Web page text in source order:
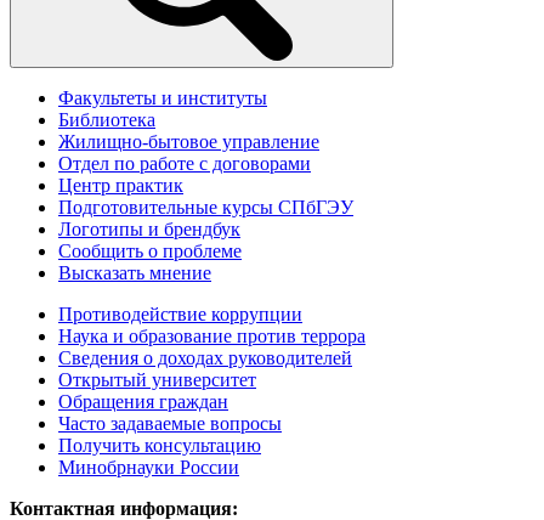
Факультеты и институты
Библиотека
Жилищно-бытовое управление
Отдел по работе с договорами
Центр практик
Подготовительные курсы СПбГЭУ
Логотипы и брендбук
Сообщить о проблеме
Высказать мнение
Противодействие коррупции
Наука и образование против террора
Сведения о доходах руководителей
Открытый университет
Обращения граждан
Часто задаваемые вопросы
Получить консультацию
Минобрнауки России
Контактная информация: